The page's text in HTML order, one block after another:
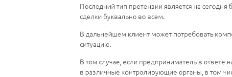
Последний тип претензии является на
сделки буквально во всем.
В дальнейшем клиент может потребовать
ситуацию.
В том случае, если предприниматель в ответе
в различные контролирующие органы, в том